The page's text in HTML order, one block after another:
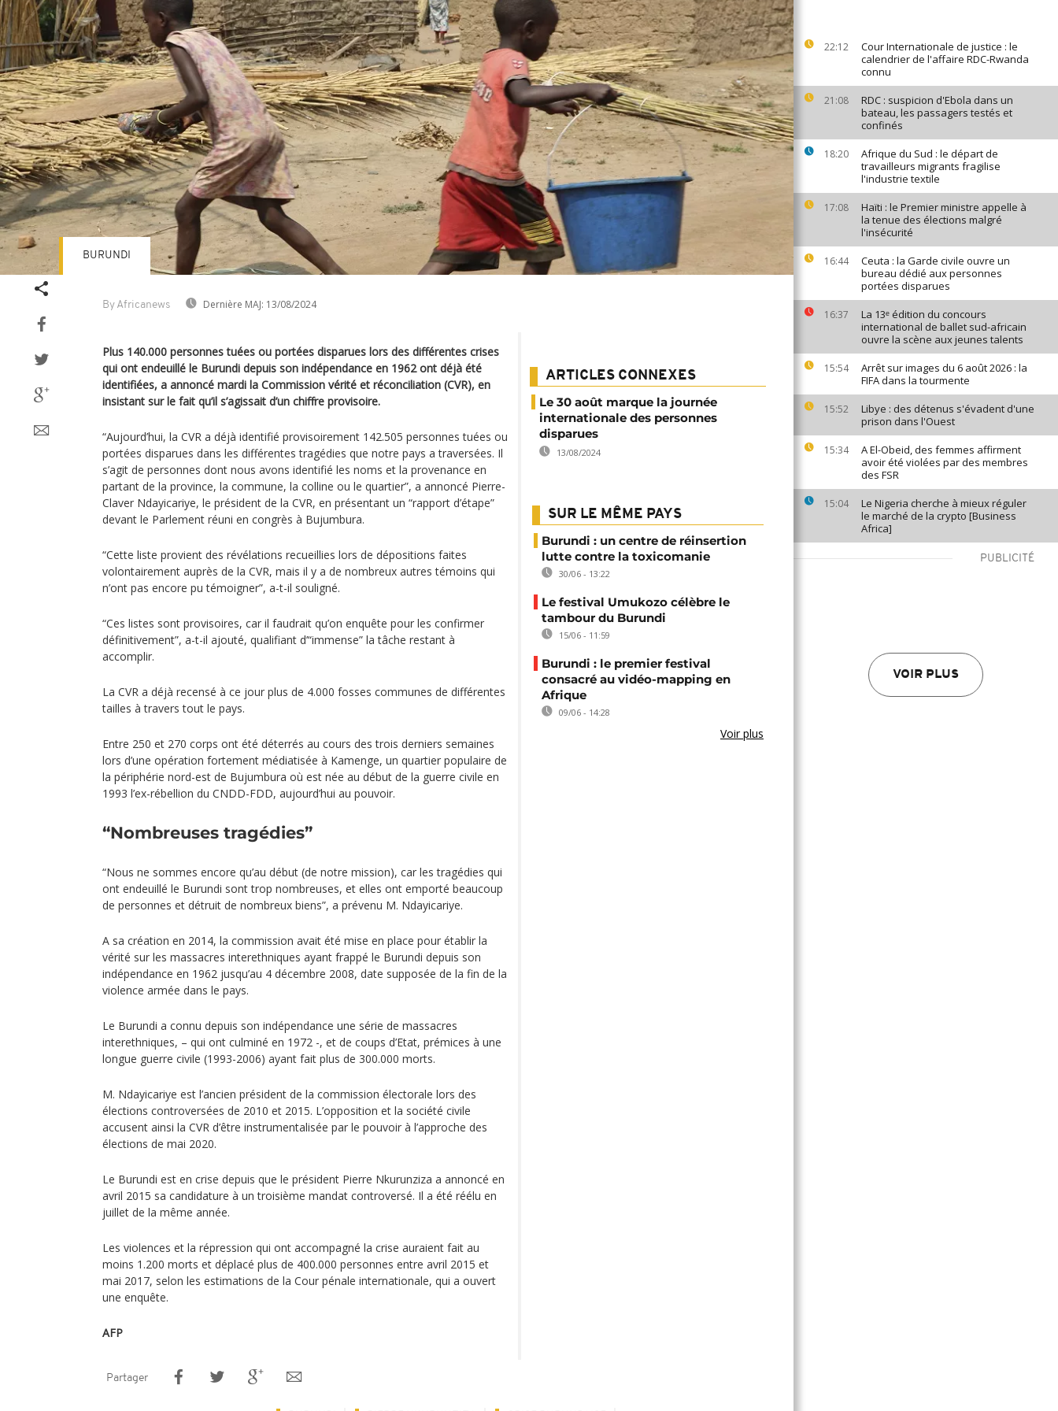
22:12
Cour Internationale de justice : le
calendrier de l'affaire RDC-Rwanda
connu
21:08
RDC : suspicion d'Ebola dans un
bateau, les passagers testés et
confinés
18:20
Afrique du Sud : le départ de
travailleurs migrants fragilise
l'industrie textile
17:08
Haïti : le Premier ministre appelle à
la tenue des élections malgré
l'insécurité
16:44
Ceuta : la Garde civile ouvre un
bureau dédié aux personnes
portées disparues
16:37
La 13ᵉ édition du concours
international de ballet sud-africain
ouvre la scène aux jeunes talents
15:54
Arrêt sur images du 6 août 2026 : la
FIFA dans la tourmente
15:52
Libye : des détenus s'évadent d'une
prison dans l'Ouest
15:34
A El-Obeid, des femmes affirment
avoir été violées par des membres
des FSR
15:04
Le Nigeria cherche à mieux réguler
le marché de la crypto [Business
Africa]
PUBLICITÉ
VOIR PLUS
By Africanews Dernière MAJ: 13/08/2024
BURUNDI
Plus 140.000 personnes tuées ou portées disparues lors des différentes crises
qui ont endeuillé le Burundi depuis son indépendance en 1962 ont déjà été
identifiées, a annoncé mardi la Commission vérité et réconciliation (CVR), en
insistant sur le fait qu’il s’agissait d’un chiffre provisoire.
“Aujourd’hui, la CVR a déjà identifié provisoirement 142.505 personnes tuées ou
portées disparues dans les différentes tragédies que notre pays a traversées. Il
s’agit de personnes dont nous avons identifié les noms et la provenance en
partant de la province, la commune, la colline ou le quartier”, a annoncé Pierre-
Claver Ndayicariye, le président de la CVR, en présentant un “rapport d’étape”
devant le Parlement réuni en congrès à Bujumbura.
“Cette liste provient des révélations recueillies lors de dépositions faites
volontairement auprès de la CVR, mais il y a de nombreux autres témoins qui
n’ont pas encore pu témoigner”, a-t-il souligné.
“Ces listes sont provisoires, car il faudrait qu’on enquête pour les confirmer
définitivement”, a-t-il ajouté, qualifiant d’“immense” la tâche restant à
accomplir.
La CVR a déjà recensé à ce jour plus de 4.000 fosses communes de différentes
tailles à travers tout le pays.
Entre 250 et 270 corps ont été déterrés au cours des trois derniers semaines
lors d’une opération fortement médiatisée à Kamenge, un quartier populaire de
la périphérie nord-est de Bujumbura où est née au début de la guerre civile en
1993 l’ex-rébellion du CNDD-FDD, aujourd’hui au pouvoir.
“Nombreuses tragédies”
“Nous ne sommes encore qu’au début (de notre mission), car les tragédies qui
ont endeuillé le Burundi sont trop nombreuses, et elles ont emporté beaucoup
de personnes et détruit de nombreux biens”, a prévenu M. Ndayicariye.
A sa création en 2014, la commission avait été mise en place pour établir la
vérité sur les massacres interethniques ayant frappé le Burundi depuis son
indépendance en 1962 jusqu’au 4 décembre 2008, date supposée de la fin de la
violence armée dans le pays.
Le Burundi a connu depuis son indépendance une série de massacres
interethniques, – qui ont culminé en 1972 -, et de coups d’Etat, prémices à une
longue guerre civile (1993-2006) ayant fait plus de 300.000 morts.
M. Ndayicariye est l’ancien président de la commission électorale lors des
élections controversées de 2010 et 2015. L’opposition et la société civile
accusent ainsi la CVR d’être instrumentalisée par le pouvoir à l’approche des
élections de mai 2020.
Le Burundi est en crise depuis que le président Pierre Nkurunziza a annoncé en
avril 2015 sa candidature à un troisième mandat controversé. Il a été réélu en
juillet de la même année.
Les violences et la répression qui ont accompagné la crise auraient fait au
moins 1.200 morts et déplacé plus de 400.000 personnes entre avril 2015 et
mai 2017, selon les estimations de la Cour pénale internationale, qui a ouvert
une enquête.
AFP
ARTICLES CONNEXES
Le 30 août marque la journée
internationale des personnes
disparues
13/08/2024
SUR LE MÊME PAYS
Burundi : un centre de réinsertion
lutte contre la toxicomanie
30/06 - 13:22
Le festival Umukozo célèbre le
tambour du Burundi
15/06 - 11:59
Burundi : le premier festival
consacré au vidéo-mapping en
Afrique
09/06 - 14:28
Voir plus
Partager